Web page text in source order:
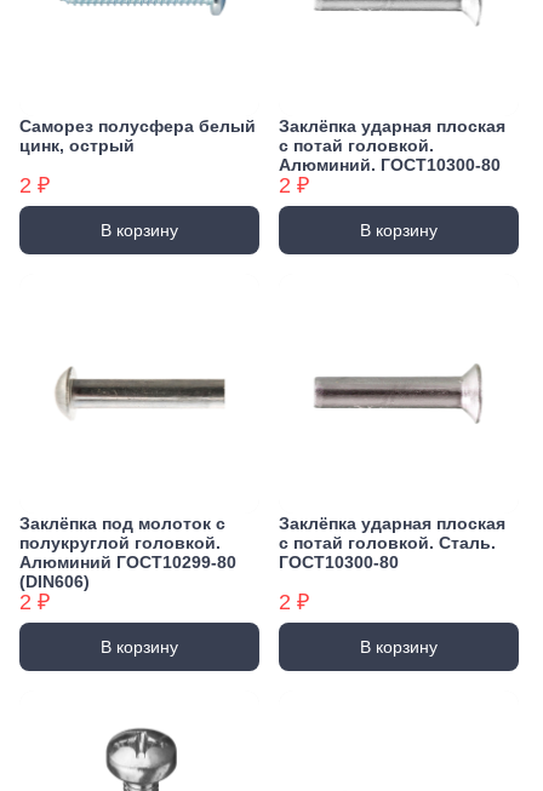
Саморез полусфера белый
цинк, острый
2 ₽
В корзину
Заклёпка ударная плоская
с потай головкой.
Алюминий. ГОСТ10300-80
2 ₽
В корзину
Заклёпка под молоток с
полукруглой головкой.
Алюминий ГОСТ10299-80
(DIN606)
2 ₽
В корзину
Заклёпка ударная плоская
с потай головкой. Сталь.
ГОСТ10300-80
2 ₽
В корзину